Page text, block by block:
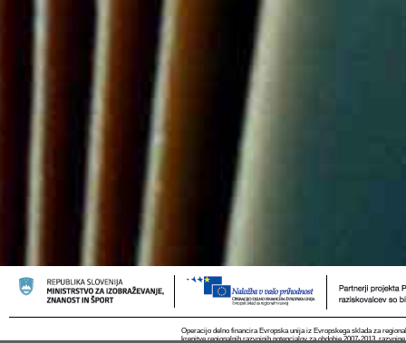
Operacijo delno financira Evropska unija iz Evropskega sklada za
krepitve regionalnih razvojnih potencialov za obdobje 2007-2013,